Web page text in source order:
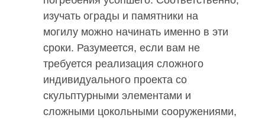
изучать ограды и памятники на
могилу можно начинать именно в эти
сроки. Разумеется, если вам не
требуется реализация сложного
индивидуального проекта со
скульптурными элементами и
сложными цокольными сооружениями,